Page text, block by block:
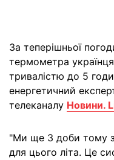
За теперішньої
термометра
тривалістю до 5
енергетичний
телеканалу Новини.
"Ми ще 3 доби тому
для цього літа. Це